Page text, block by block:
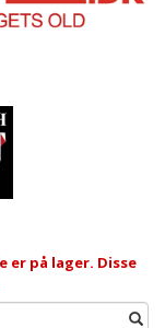
er på lager. Disse